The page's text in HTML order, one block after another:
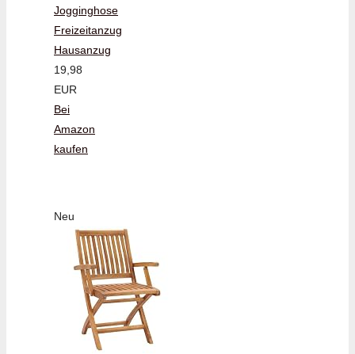
Jogginghose
Freizeitanzug
Hausanzug
19,98
EUR
Bei
Amazon
kaufen
Neu